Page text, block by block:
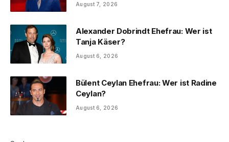
August 7, 2026
Alexander Dobrindt Ehefrau: Wer ist
Tanja Käser?
August 6, 2026
Bülent Ceylan Ehefrau: Wer ist Radine
Ceylan?
August 6, 2026